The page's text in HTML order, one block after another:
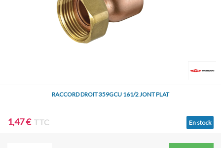
RACCORD DROIT 359GCU 161/2 JONT PLAT
1,47 € TTC En stock